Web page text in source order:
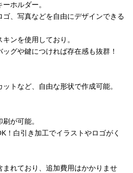
ホルダー。
、写真などを自由にデザインできる
ンを使用しており。
グや鍵につければ存在感も抜群！
トなど、自由な形状で作成可能。
が可能。
！白引き加工でイラストやロゴがく
れており、追加費用はかかりませ